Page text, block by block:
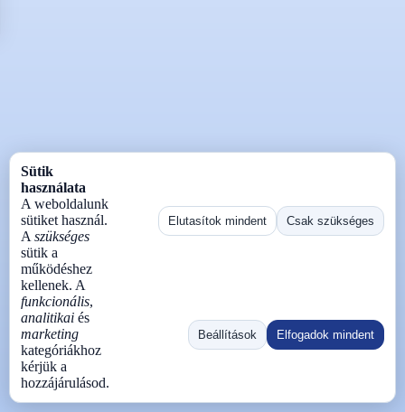
Sütik
használata
A weboldalunk
sütiket használ.
A szükséges
sütik a
működéshez
kellenek. A
funkcionális,
analitikai és
marketing
kategóriákhoz
kérjük a
hozzájárulásod.
Elutasítok mindent Csak szükséges
Beállítások Elfogadok mindent